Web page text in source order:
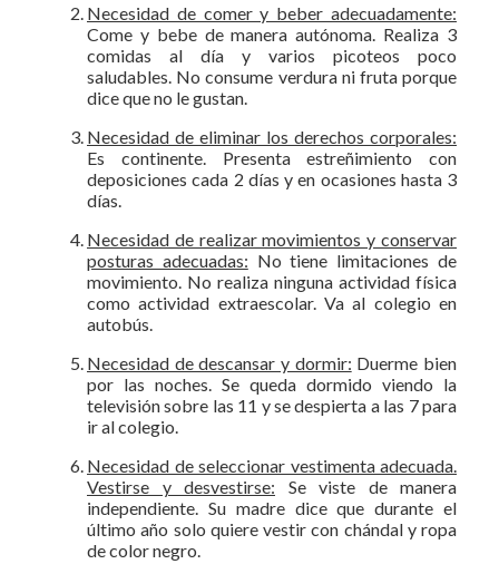
Necesidad de comer y beber adecuadamente:
Come y bebe de manera autónoma. Realiza 3
comidas al día y varios picoteos poco
saludables. No consume verdura ni fruta porque
dice que no le gustan.
Necesidad de eliminar los derechos corporales:
Es continente. Presenta estreñimiento con
deposiciones cada 2 días y en ocasiones hasta 3
días.
Necesidad de realizar movimientos y conservar
posturas adecuadas: No tiene limitaciones de
movimiento. No realiza ninguna actividad física
como actividad extraescolar. Va al colegio en
autobús.
Necesidad de descansar y dormir: Duerme bien
por las noches. Se queda dormido viendo la
televisión sobre las 11 y se despierta a las 7 para
ir al colegio.
Necesidad de seleccionar vestimenta adecuada.
Vestirse y desvestirse: Se viste de manera
independiente. Su madre dice que durante el
último año solo quiere vestir con chándal y ropa
de color negro.